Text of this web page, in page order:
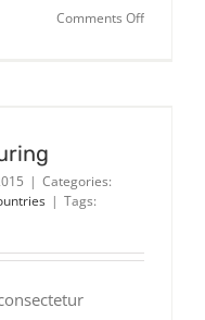
Comments Offon
| Categories:
| Tags: